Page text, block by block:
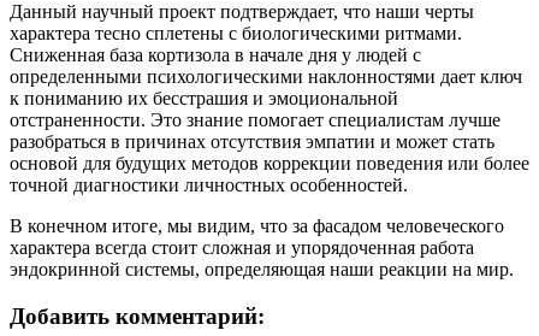
Данный научный проект подтверждает, что наши черты
характера тесно сплетены с биологическими ритмами.
Сниженная база кортизола в начале дня у людей с
определенными психологическими наклонностями дает ключ
к пониманию их бесстрашия и эмоциональной
отстраненности. Это знание помогает специалистам лучше
разобраться в причинах отсутствия эмпатии и может стать
основой для будущих методов коррекции поведения или более
точной диагностики личностных особенностей.
В конечном итоге, мы видим, что за фасадом человеческого
характера всегда стоит сложная и упорядоченная работа
эндокринной системы, определяющая наши реакции на мир.
Добавить комментарий: